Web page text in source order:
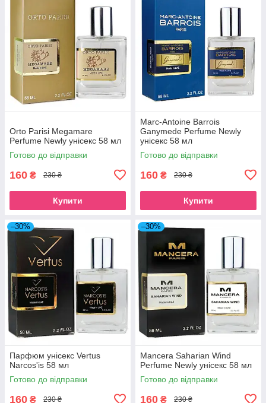
Orto Parisi Megamare
Perfume Newly унісекс 58 мл
Готово до відправки
160 ₴ 230 ₴
Купити
Marc-Antoine Barrois
Ganymede Perfume Newly
унісекс 58 мл
Готово до відправки
160 ₴ 230 ₴
Купити
–30%
Парфюм унісекс Vertus
Narcos'is 58 мл
Готово до відправки
160 ₴ 230 ₴
–30%
Mancera Saharian Wind
Perfume Newly унісекс 58 мл
Готово до відправки
160 ₴ 230 ₴